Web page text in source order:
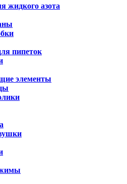
жидкого азота
пипеток
элементы